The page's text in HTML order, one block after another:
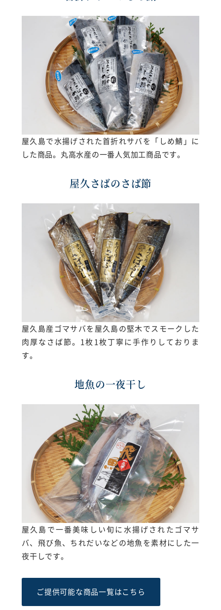
屋久島で水揚げされた首折れサバを「しめ鯖」に
した商品。丸高水産の一番人気加工商品です。
屋久さばのさば節
屋久島産ゴマサバを屋久島の堅木でスモークした
肉厚なさば節。1枚1枚丁寧に手作りしておりま
す。
地魚の一夜干し
屋久島で一番美味しい旬に水揚げされたゴマサ
バ、飛び魚、ちれだいなどの地魚を素材にした一
夜干しです。
ご提供可能な商品一覧はこちら